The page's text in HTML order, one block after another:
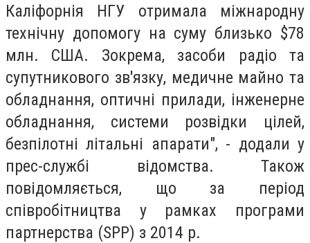
Каліфорнія НГУ отримала міжнародну
технічну допомогу на суму близько $78
млн. США. Зокрема, засоби радіо та
супутникового зв'язку, медичне майно та
обладнання, оптичні прилади, інженерне
обладнання, системи розвідки цілей,
безпілотні літальні апарати", - додали у
прес-службі відомства. Також
повідомляється, що за період
співробітництва у рамках програми
партнерства (SPP) з 2014 р.